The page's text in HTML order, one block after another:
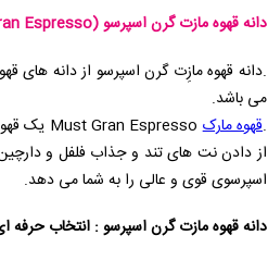
دانه قهوه مازت گرن اسپرسوEspresso)
می باشد.
.قهوه مارک Must Gran Espresso یک
از دادن نت های تند و جذاب فلفل و
اسپرسوی قوی و عالی را به شما می دهد.
دانه قهوه مازت گرن اسپرسو : انتخاب